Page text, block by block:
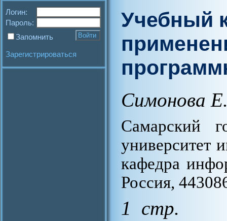
Логин:
Пароль:
Запомнить
Зарегистрироваться
Учебный
Симонова
Самарский
университет
кафедра
Россия,
1 стр.